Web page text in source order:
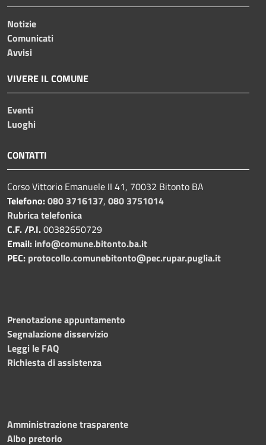
Notizie
Comunicati
Avvisi
VIVERE IL COMUNE
Eventi
Luoghi
CONTATTI
Corso Vittorio Emanuele II 41, 70032 Bitonto BA
Telefono:080 3716137, 080 3751014
Rubrica telefonica
C.F. /P.I.00382650729
Email: info@comune.bitonto.ba.it
PEC: protocollo.comunebitonto@pec.rupar.puglia.it
Prenotazione appuntamento
Segnalazione disservizio
Leggi le FAQ
Richiesta di assistenza
Amministrazione trasparente
Albo pretorio